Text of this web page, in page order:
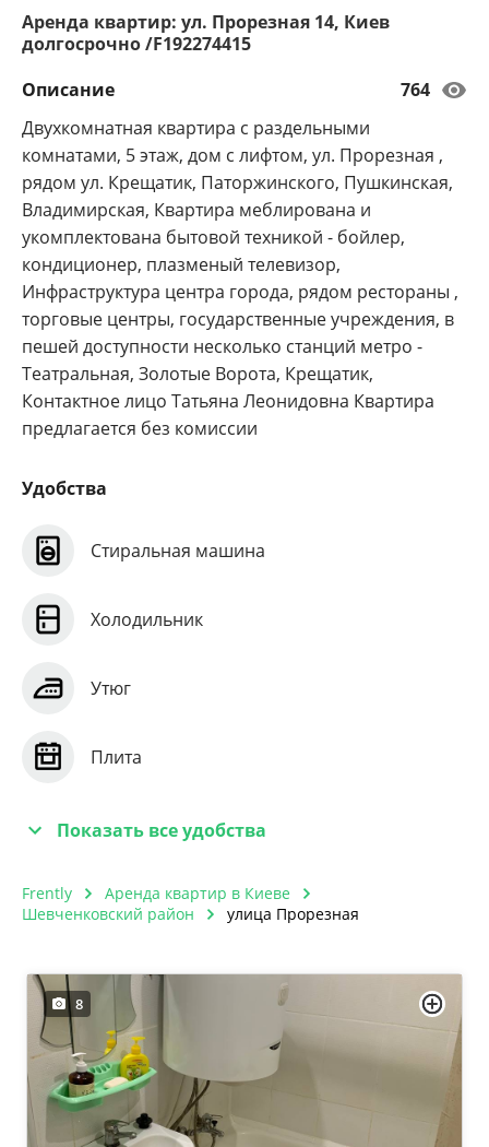
Аренда квартир: ул. Прорезная 14, Киев
долгосрочно /F192274415
Описание
764
Двухкомнатная квартира с раздельными
комнатами, 5 этаж, дом с лифтом, ул. Прорезная ,
рядом ул. Крещатик, Паторжинского, Пушкинская,
Владимирская, Квартира меблирована и
укомплектована бытовой техникой - бойлер,
кондиционер, плазменый телевизор,
Инфраструктура центра города, рядом рестораны ,
торговые центры, государственные учреждения, в
пешей доступности несколько станций метро -
Театральная, Золотые Ворота, Крещатик,
Контактное лицо Татьяна Леонидовна Квартира
предлагается без комиссии
Удобства
Стиральная машина
Холодильник
Утюг
Плита
Показать все удобства
Frently
Аренда квартир в Киеве
Шевченковский район
улица Прорезная
8